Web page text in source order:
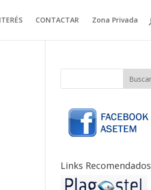
CONTACTAR Zona Privada
Links Recomendados